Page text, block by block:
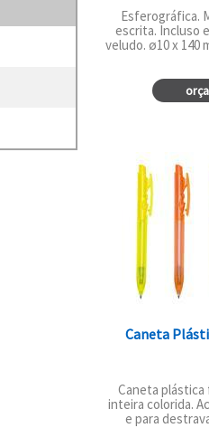
Esferográfica.
escrita. Incluso
veludo. ø10 x 140
Caneta
Caneta
inteira colorida.
e para